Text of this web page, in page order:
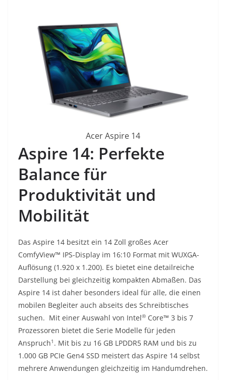
Acer Aspire 14
Aspire 14: Perfekte
Balance für
Produktivität und
Mobilität
Das Aspire 14 besitzt ein 14 Zoll großes Acer
ComfyView™ IPS-Display im 16:10 Format mit WUXGA-
Auflösung (1.920 x 1.200). Es bietet eine detailreiche
Darstellung bei gleichzeitig kompakten Abmaßen. Das
Aspire 14 ist daher besonders ideal für alle, die einen
mobilen Begleiter auch abseits des Schreibtisches
suchen. Mit einer Auswahl von Intel® Core™ 3 bis 7
Prozessoren bietet die Serie Modelle für jeden
Anspruch1 . Mit bis zu 16 GB LPDDR5 RAM und bis zu
1.000 GB PCIe Gen4 SSD meistert das Aspire 14 selbst
mehrere Anwendungen gleichzeitig im Handumdrehen.